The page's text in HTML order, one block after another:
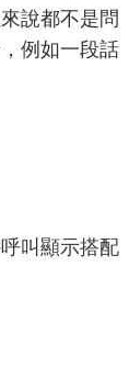
說都不是問
例如一段話
叫顯示搭配